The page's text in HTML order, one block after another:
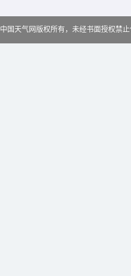
中国天气网版权所有，未经书面授权